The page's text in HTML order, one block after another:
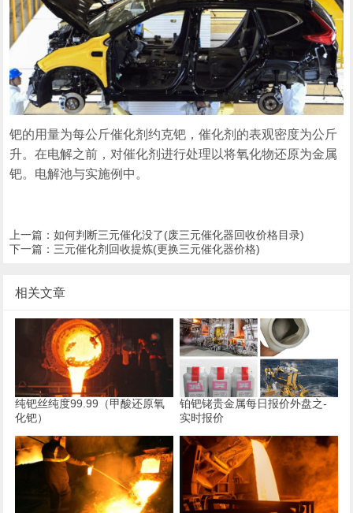
钯的用量为每公斤催化剂约克钯，催化剂的表观密度为公斤
升。在电解之前，对催化剂进行处理以将氧化物还原为金属
钯。电解池与实施例中。
上一篇：如何判断三元催化没了(废三元催化器回收价格目录)
下一篇： 三元催化剂回收提炼(更换三元催化器价格)
相关文章
纯钯丝纯度99.99（甲酸还原氧
化钯）
铂钯铑贵金属每日报价外盘之-
实时报价